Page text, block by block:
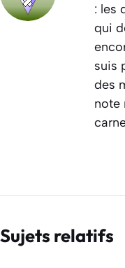
: les
qui
suis
des
note
Sujets relatifs